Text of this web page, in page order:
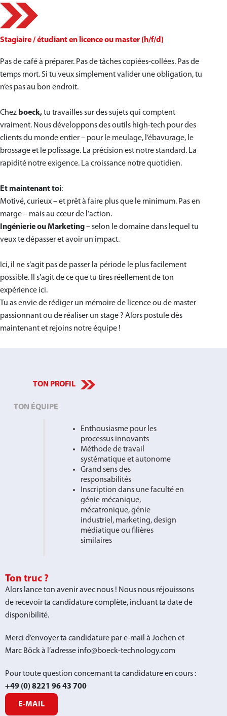
Stagiaire / étudiant en licence ou master (h/f/d)
Pas de café à préparer. Pas de tâches copiées-collées. Pas de
temps mort. Si tu veux simplement valider une obligation, tu
n’es pas au bon endroit.
Chez boeck,tu travailles sur des sujets qui comptent
vraiment. Nous développons des outils high-tech pour des
clients du monde entier – pour le meulage, l’ébavurage, le
brossage et le polissage. La précision est notre standard. La
rapidité notre exigence. La croissance notre quotidien.
Et maintenant toi:
Motivé, curieux – et prêt à faire plus que le minimum. Pas en
marge – mais au cœur de l’action.
Ingénierie ou Marketing– selon le domaine dans lequel tu
veux te dépasser et avoir un impact.
Ici, il ne s’agit pas de passer la période le plus facilement
possible. Il s’agit de ce que tu tires réellement de ton
expérience ici.
Tu as envie de rédiger un mémoire de licence ou de master
passionnant ou de réaliser un stage ? Alors postule dès
maintenant et rejoins notre équipe !
TON PROFIL
TON ÉQUIPE
Enthousiasme pour les
processus innovants
Méthode de travail
systématique et autonome
Grand sens des
responsabilités
Inscription dans une faculté en
génie mécanique,
mécatronique, génie
industriel, marketing, design
médiatique ou filières
similaires
Ton truc ?
Alors lance ton avenir avec nous ! Nous nous réjouissons
de recevoir ta candidature complète, incluant ta date de
disponibilité.
Merci d’envoyer ta candidature par e-mail à Jochen et
Marc Böck à l’adresse info@boeck-technology.com
Pour toute question concernant ta candidature en cours :
+49 (0) 8221 96 43 700
E-MAIL